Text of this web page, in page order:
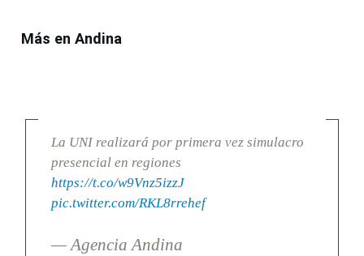
Más en Andina
La UNI realizará por primera vez simulacro
presencial en regiones
https://t.co/w9Vnz5izzJ
pic.twitter.com/RKL8rrehef
— Agencia Andina